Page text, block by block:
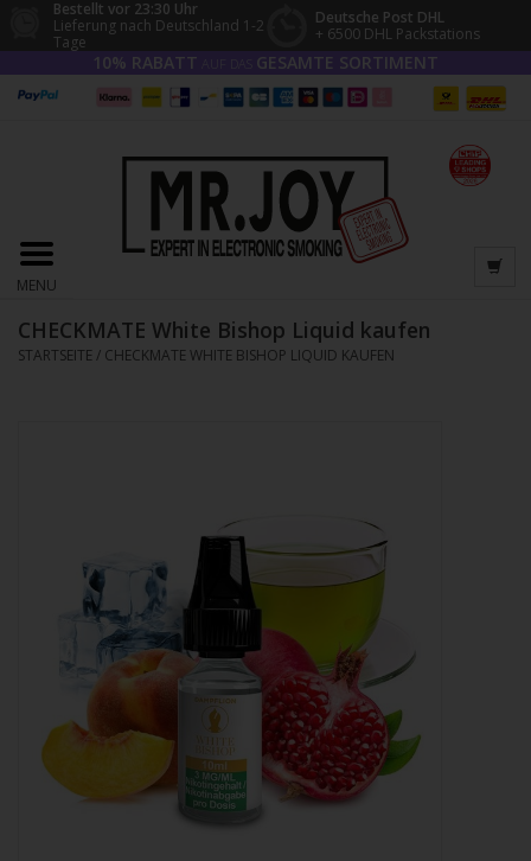
Bestellt vor 23:30 Uhr
Lieferung nach Deutschland 1-2
Tage
Deutsche Post DHL
+ 6500 DHL Packstations
10% RABATT GESAMTE SORTIMENT
MENU
CHECKMATE White Bishop Liquid kaufen
STARTSEITE / CHECKMATE WHITE BISHOP LIQUID KAUFEN